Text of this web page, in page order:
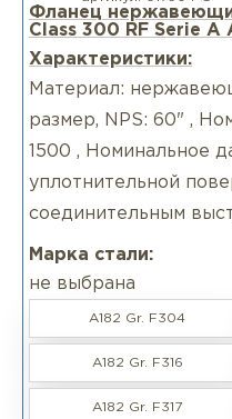
Фланец
Class 300 RF Serie А
Характеристики:
Материал:
размер, NPS: 60" ,
1500 , Номинальное
уплотнительной
соединительным
Марка стали:
не выбрана
A182 Gr. F304
A182 Gr. F316
A182 Gr. F317